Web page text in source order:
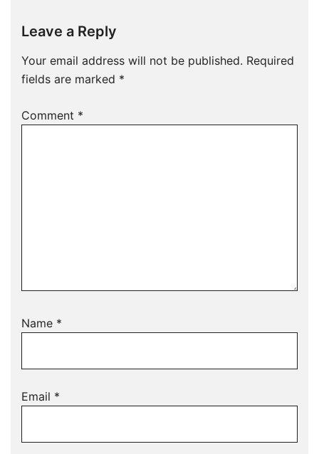
Leave a Reply
Your email address will not be published. Required
fields are marked *
Comment *
Name *
Email *